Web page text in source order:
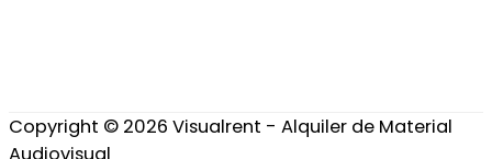
Copyright © 2026 Visualrent - Alquiler de Material